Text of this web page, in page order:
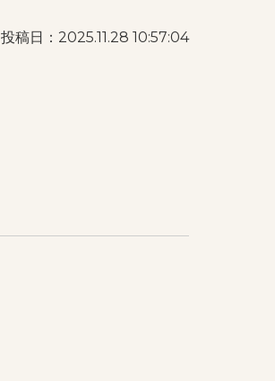
投稿日：2025.11.28 10:57:04